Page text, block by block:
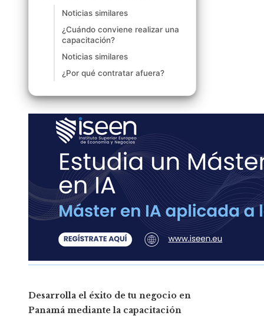
Noticias similares
¿Cuándo conviene realizar una
capacitación?
Noticias similares
¿Por qué contratar afuera?
Desarrolla el éxito de tu negocio en
Panamá mediante la capacitación